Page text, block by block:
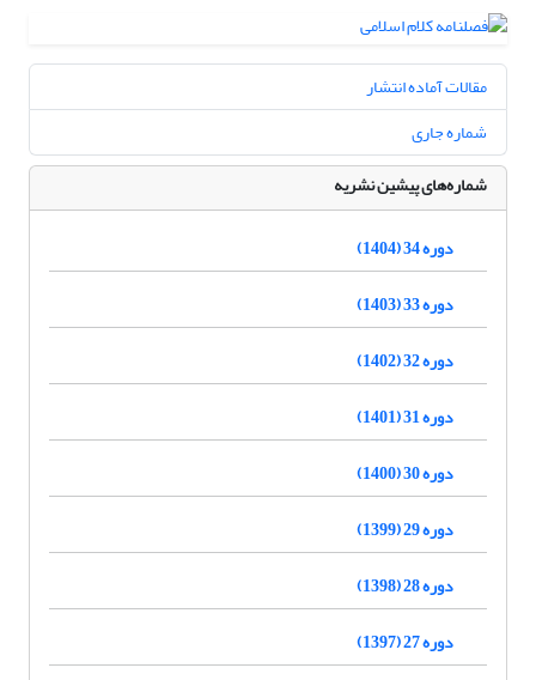
مقالات آماده انتشار
شماره جاری
شماره‌های پیشین نشریه
دوره 34 (1404)
دوره 33 (1403)
دوره 32 (1402)
دوره 31 (1401)
دوره 30 (1400)
دوره 29 (1399)
دوره 28 (1398)
دوره 27 (1397)